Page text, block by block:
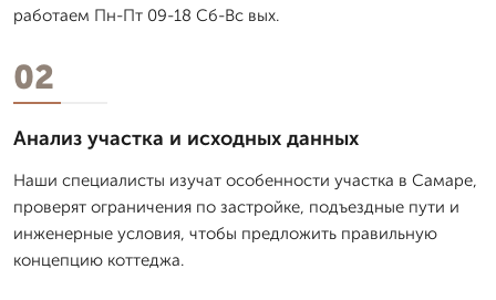
работаем Пн-Пт 09-18 Сб-Вс вых.
02
Анализ участка и исходных данных
Наши специалисты изучат особенности участка в Самаре,
проверят ограничения по застройке, подъездные пути и
инженерные условия, чтобы предложить правильную
концепцию коттеджа.